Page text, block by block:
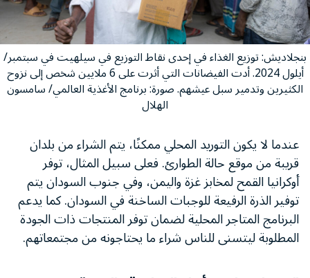
بنجلاديش: توزيع الغذاء في إحدى نقاط التوزيع في سيلهيت في سبتمبر/
أيلول 2024. أدت الفيضانات التي أثرت على 6 ملايين شخص إلى نزوح
الكثيرين وتدمير سبل عيشهم. صورة: برنامج الأغذية العالمي/ سامسون
الهلال
عندما لا يكون التوريد المحلي ممكنًا، يتم الشراء من بلدان
قريبة من موقع حالة الطوارئ. فعلى سبيل المثال، توفر
أوكرانيا القمح لمخابز غزة واليمن، وفي جنوب السودان يتم
توفير الذرة الرفيعة للوجبات الساخنة في السودان. كما يدعم
البرنامج المتاجر المحلية لضمان توفر المنتجات ذات الجودة
المطلوبة ليتسنى للناس شراء ما يحتاجونه من مجتمعاتهم.